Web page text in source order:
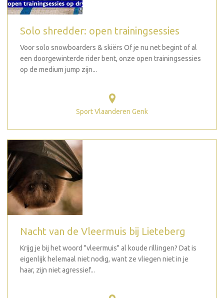
Solo shredder: open trainingsessies
Voor solo snowboarders & skiërs Of je nu net begint of al
een doorgewinterde rider bent, onze open trainingsessies
op de medium jump zijn...
Sport Vlaanderen Genk
Nacht van de Vleermuis bij Lieteberg
Krijg je bij het woord "vleermuis" al koude rillingen? Dat is
eigenlijk helemaal niet nodig, want ze vliegen niet in je
haar, zijn niet agressief...